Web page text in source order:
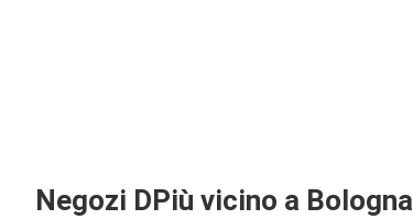
Negozi DPiù vicino a Bologna